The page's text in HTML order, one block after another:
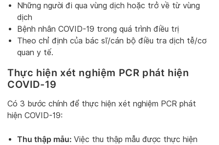
Những người đi qua vùng dịch hoặc trở về từ vùng
dịch
Bệnh nhân COVID-19 trong quá trình điều trị
Theo chỉ định của bác sĩ/cán bộ điều tra dịch tễ/cơ
quan y tế.
Thực hiện xét nghiệm PCR phát hiện
COVID-19
Có 3 bước chính để thực hiện xét nghiệm PCR phát
hiện COVID-19:
Thu thập mẫu: Việc thu thập mẫu được thực hiện